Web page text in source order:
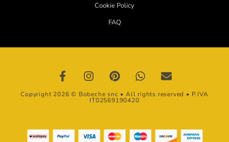
Cookie Policy
FAQ
Copyright 2026 © Bobeche snc • All rights reserved • P.IVA
IT02569190420